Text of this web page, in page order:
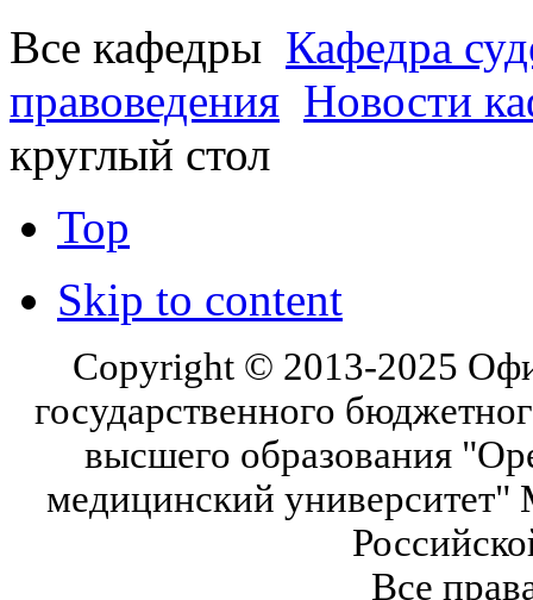
Все кафедры Кафедра
правоведения Новости
круглый стол
Top
Skip to content
Copyright © 2013-2025
государственного
высшего образования
медицинский университет"
Все